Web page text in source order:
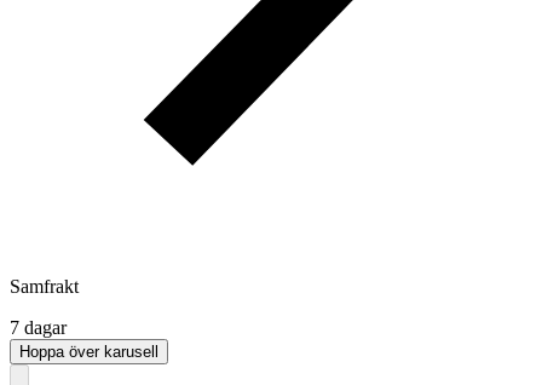
Samfrakt
7 dagar
Hoppa över karusell